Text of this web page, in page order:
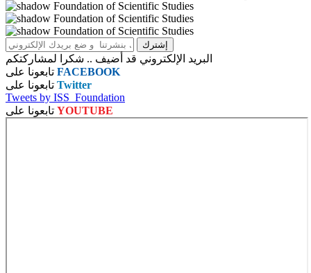
البريد الإلكتروني قد أضيف .. شكرا لمشاركتكم
FACEBOOK
Twitter
Tweets by ISS_Foundation
YOUTUBE